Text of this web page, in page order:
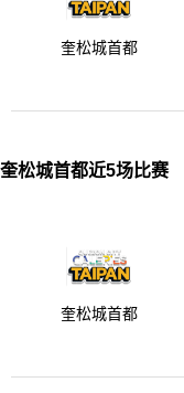
奎松城首都
奎松城首都近5场比赛
奎松城首都